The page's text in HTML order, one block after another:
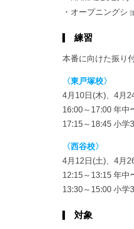
・オープニングシ
練習
本番に向けた振り
〈東戸塚校〉
4月10日(木)、4月
16:00～17:00 年中
17:15～18:45 小学
〈西谷校〉
4月12日(土)、4月
12:15～13:15 年中
13:30～15:00 小学
対象